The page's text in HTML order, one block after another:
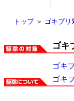
トップ＞ ゴキブリ
ゴキ
ゴキ
ゴキ